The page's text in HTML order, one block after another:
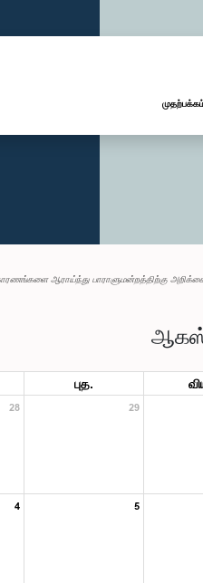
ஆராய்ந்து பாராளுமன்றத்திற்கு
புத.
28 29
4 5